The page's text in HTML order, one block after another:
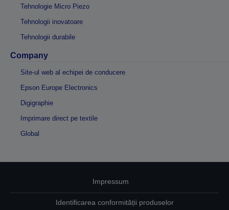
Tehnologie Micro Piezo
Tehnologii inovatoare
Tehnologii durabile
Company
Site-ul web al echipei de conducere
Epson Europe Electronics
Digigraphie
Imprimare direct pe textile
Global
Impressum
Identificarea conformității produselor